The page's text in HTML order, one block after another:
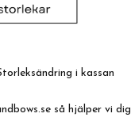
i kassan
så hjälper vi